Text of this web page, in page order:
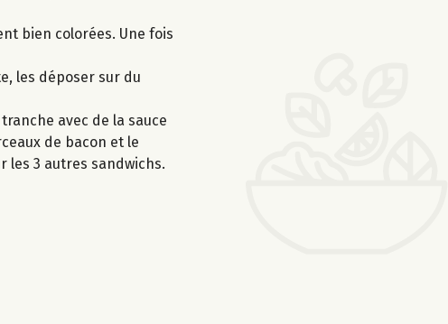
bien colorées. Une fois
les déposer sur du
avec de la sauce
de bacon et le
les 3 autres sandwichs.